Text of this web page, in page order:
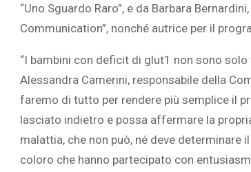
“Uno Sguardo Raro”, e da Barbara
Communication”, nonché autrice per il
“I bambini con deficit di glut1 non sono
Alessandra Camerini, responsabile della
faremo di tutto per rendere più semplice il
lasciato indietro e possa affermare la
malattia, che non può, né deve
coloro che hanno partecipato con